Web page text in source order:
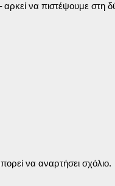
να πιστέψουμε στη
να αναρτήσει σχόλιο.